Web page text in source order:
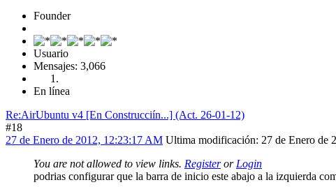
Founder
Usuario
Mensajes: 3,066
En línea
Re:AirUbuntu v4 [En Construcciín...] (Act. 26-01-12)
#18
27 de Enero de 2012, 12:23:17 AM Ultima modificación: 27 de Enero de
You are not allowed to view links. Registeror Login
podrias configurar que la barra de inicio este abajo a la izquierda